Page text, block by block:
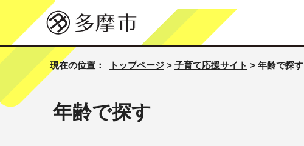
現在の位置： トップページ > 子育て応援サイト > 年齢で探す
年齢で探す